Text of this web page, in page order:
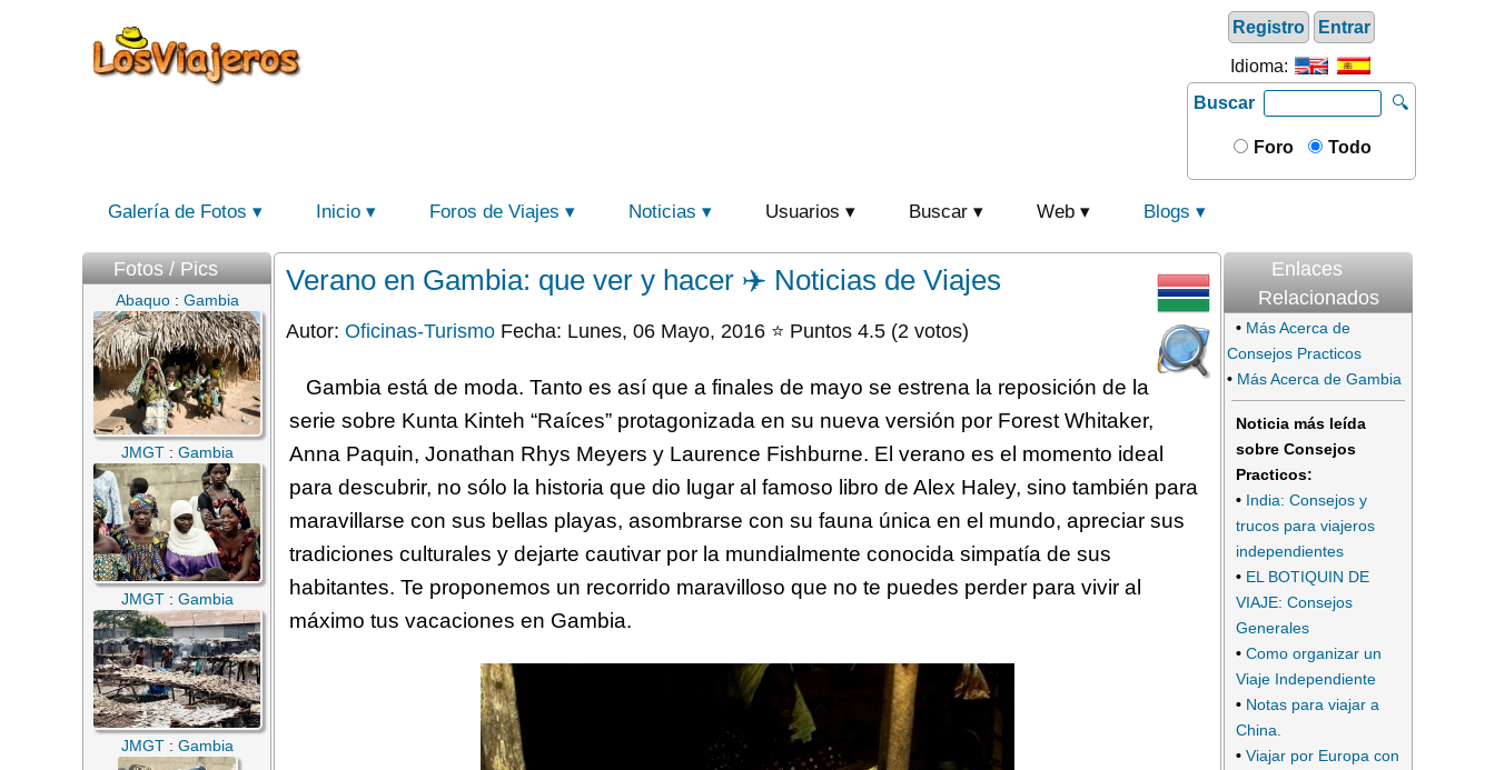
Registro Entrar
Idioma:
Buscar
🔍
Foro Todo
Galería de Fotos Inicio Foros de Viajes Noticias Usuarios Buscar Web Blogs
Fotos / Pics
Abaquo: Gambia
JMGT: Gambia
JMGT: Gambia
JMGT: Gambia
Verano en Gambia: que ver y hacer ✈️ Noticias de Viajes
Autor: Oficinas-Turismo Fecha: Lunes, 06 Mayo, 2016 ⭐ Puntos 4.5 (2 votos)
Gambia está de moda. Tanto es así que a finales de mayo se estrena la reposición de la
serie sobre Kunta Kinteh “Raíces” protagonizada en su nueva versión por Forest Whitaker,
Anna Paquin, Jonathan Rhys Meyers y Laurence Fishburne. El verano es el momento ideal
para descubrir, no sólo la historia que dio lugar al famoso libro de Alex Haley, sino también para
maravillarse con sus bellas playas, asombrarse con su fauna única en el mundo, apreciar sus
tradiciones culturales y dejarte cautivar por la mundialmente conocida simpatía de sus
habitantes. Te proponemos un recorrido maravilloso que no te puedes perder para vivir al
máximo tus vacaciones en Gambia.
Enlaces
Relacionados
• Más Acerca de
Consejos Practicos
• Más Acerca de Gambia
Noticia más leída
sobre Consejos
Practicos:
• India: Consejos y
trucos para viajeros
independientes
• EL BOTIQUIN DE
VIAJE: Consejos
Generales
• Como organizar un
Viaje Independiente
• Notas para viajar a
China.
• Viajar por Europa con